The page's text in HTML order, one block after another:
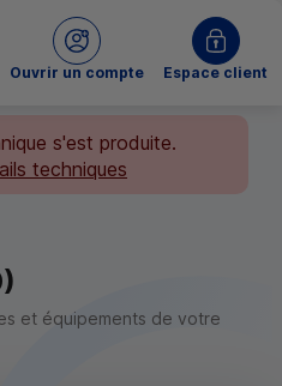
sur le site
Ouvrir un compte
du Crédit MutuelEspace client
s'est produite.
techniques
et équipements de votre